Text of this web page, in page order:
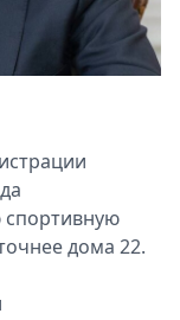
спортивную
дома 22.